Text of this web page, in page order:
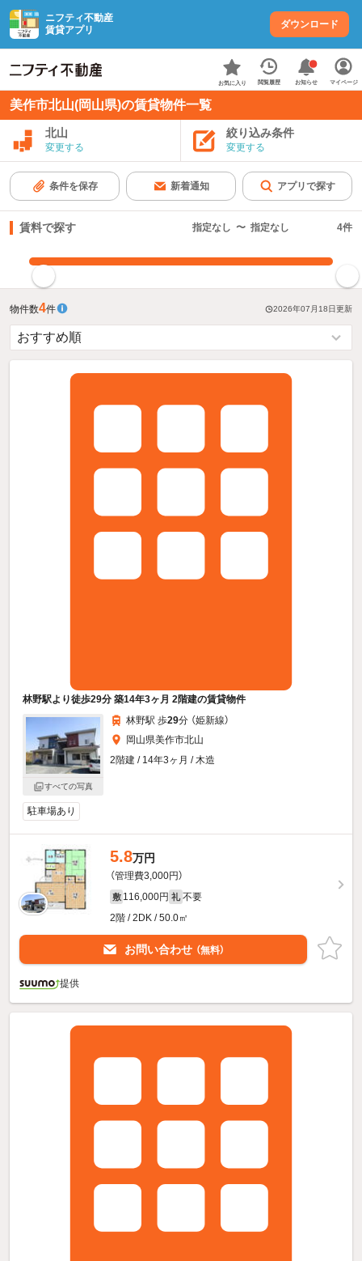
ニフティ不動産
賃貸アプリ
ダウンロード
お気に入り 閲覧履歴 お知らせ マイページ
美作市北山(岡山県)の賃貸物件一覧
北山
変更する
絞り込み条件
変更する
条件を保存 新着通知 アプリで探す
賃料で探す 指定なし 〜 指定なし 4件
物件数4件 2026年07月18日更新
林野駅より徒歩29分 築14年3ヶ月 2階建の賃貸物件
すべての写真
林野駅 歩29分 （姫新線）
岡山県美作市北山
2階建 / 14年3ヶ月 / 木造
駐車場あり
5.8万円
（管理費3,000円）
敷 116,000円 礼 不要
2階 / 2DK / 50.0㎡
お問い合わせ （無料）
提供